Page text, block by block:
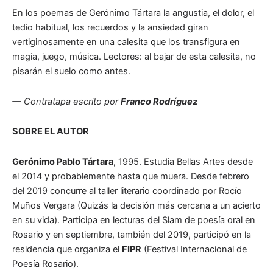
En los poemas de Gerónimo Tártara la angustia, el dolor, el
tedio habitual, los recuerdos y la ansiedad giran
vertiginosamente en una calesita que los transfigura en
magia, juego, música. Lectores: al bajar de esta calesita, no
pisarán el suelo como antes.
— Contratapa escrito porFranco Rodríguez
SOBRE EL AUTOR
Gerónimo Pablo Tártara, 1995. Estudia Bellas Artes desde
el 2014 y probablemente hasta que muera. Desde febrero
del 2019 concurre al taller literario coordinado por Rocío
Muños Vergara (Quizás la decisión más cercana a un acierto
en su vida). Participa en lecturas del Slam de poesía oral en
Rosario y en septiembre, también del 2019, participó en la
residencia que organiza el FIPR (Festival Internacional de
Poesía Rosario).